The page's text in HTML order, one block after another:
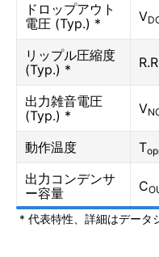
ドロップアウト
電圧 (Typ.) *
V
リップル圧縮度
(Typ.) *
出力雑音電圧
(Typ.) *
V
動作温度 T
出力コンデンサ
ー容量
C
* 代表特性、詳細はデータ